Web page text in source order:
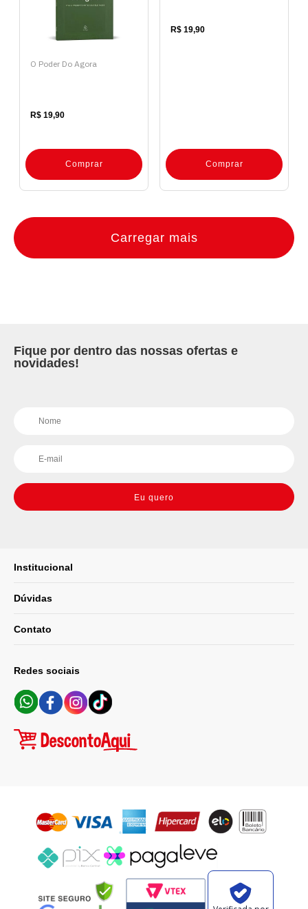
O Poder Do Agora
R$ 19,90
Comprar
R$ 19,90
Comprar
Carregar mais
Fique por dentro das nossas ofertas e
novidades!
Eu quero
Institucional
Dúvidas
Contato
Redes sociais